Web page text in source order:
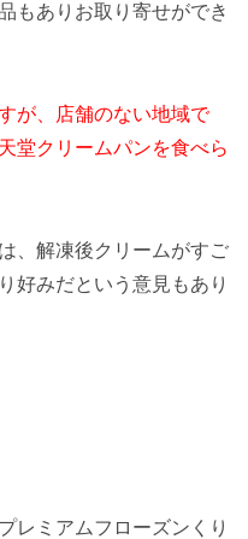
もありお取り寄せができ
が、店舗のない地域で
堂クリームパンを食べら
、解凍後クリームがすご
好みだという意見もあり
レミアムフローズンくり